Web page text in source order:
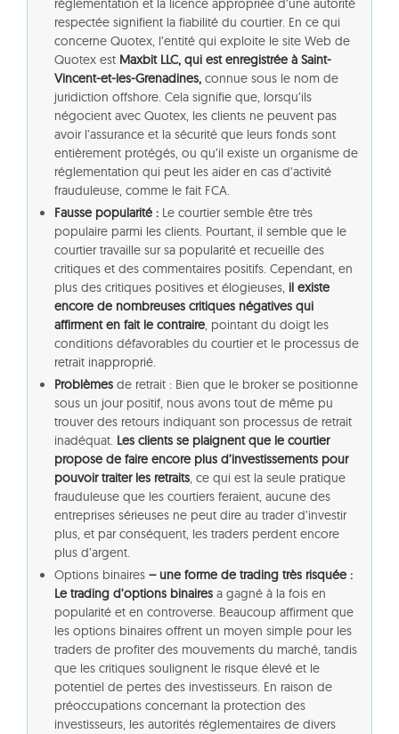
réglementation et la licence appropriée d’une autorité
respectée signifient la fiabilité du courtier. En ce qui
concerne Quotex, l’entité qui exploite le site Web de
Quotex est Maxbit LLC, qui est enregistrée à Saint-
Vincent-et-les-Grenadines, connue sous le nom de
juridiction offshore. Cela signifie que, lorsqu’ils
négocient avec Quotex, les clients ne peuvent pas
avoir l’assurance et la sécurité que leurs fonds sont
entièrement protégés, ou qu’il existe un organisme de
réglementation qui peut les aider en cas d’activité
frauduleuse, comme le fait FCA.
Fausse popularité : Le courtier semble être très
populaire parmi les clients. Pourtant, il semble que le
courtier travaille sur sa popularité et recueille des
critiques et des commentaires positifs. Cependant, en
plus des critiques positives et élogieuses, il existe
encore de nombreuses critiques négatives qui
affirment en fait le contraire, pointant du doigt les
conditions défavorables du courtier et le processus de
retrait inapproprié.
Problèmes de retrait : Bien que le broker se positionne
sous un jour positif, nous avons tout de même pu
trouver des retours indiquant son processus de retrait
inadéquat. Les clients se plaignent que le courtier
propose de faire encore plus d’investissements pour
pouvoir traiter les retraits, ce qui est la seule pratique
frauduleuse que les courtiers feraient, aucune des
entreprises sérieuses ne peut dire au trader d’investir
plus, et par conséquent, les traders perdent encore
plus d’argent.
Options binaires – une forme de trading très risquée :
Le trading d’options binaires a gagné à la fois en
popularité et en controverse. Beaucoup affirment que
les options binaires offrent un moyen simple pour les
traders de profiter des mouvements du marché, tandis
que les critiques soulignent le risque élevé et le
potentiel de pertes des investisseurs. En raison de
préoccupations concernant la protection des
investisseurs, les autorités réglementaires de divers